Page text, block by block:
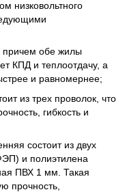
низковольтного
причем обе жилы
КПД и теплоотдачу, а
и равномернее;
из трех проволок, что
гибкость и
состоит из двух
и полиэтилена
ПВХ 1 мм. Такая
прочность,